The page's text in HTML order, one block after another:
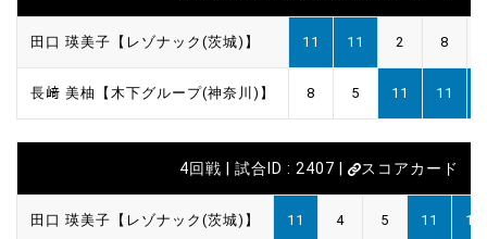
田口 瑛美子【レゾナック(茨城)】 11 11 2 8
長﨑 美柚【木下グループ(神奈川)】 8 5 11 11
4回戦 | 試合ID : 2407 | スコアカード
田口 瑛美子【レゾナック(茨城)】 11 4 5 11 11